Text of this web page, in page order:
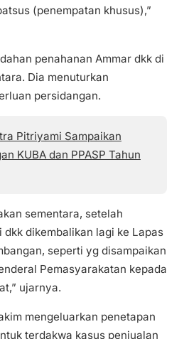
(penempatan khusus),”
penahanan Ammar dkk di
Dia menuturkan
persidangan.
Pitriyami Sampaikan
KUBA dan PPASP Tahun
sementara, setelah
dkk dikembalikan lagi ke Lapas
seperti yg disampaikan
Pemasyarakatan kepada
ujarnya.
mengeluarkan penetapan
terdakwa kasus penjualan